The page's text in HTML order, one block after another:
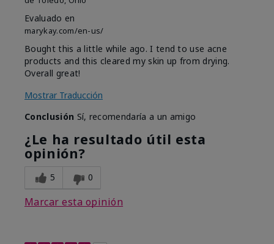
Evaluado en
marykay.com/en-us/
Bought this a little while ago. I tend to use acne
products and this cleared my skin up from drying.
Overall great!
Mostrar Traducción
Conclusión Sí, recomendaría a un amigo
¿Le ha resultado útil esta
opinión?
5 0
Marcar esta opinión